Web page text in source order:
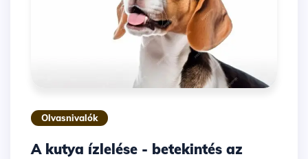
Olvasnivalók
A kutya ízlelése - betekintés az